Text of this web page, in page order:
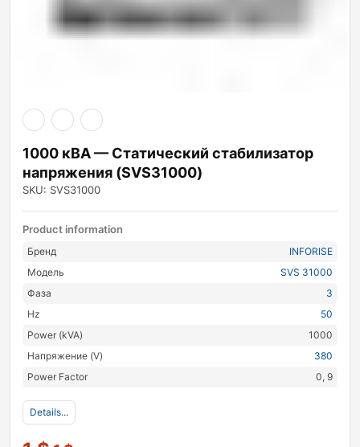
1000 кВА — Статический стабилизатор
напряжения (SVS31000)
SKU: SVS31000
Product information
Бренд
INFORISE
Модель
SVS 31000
Фаза
3
Hz
50
Power (kVA)
1000
Напряжение (V)
380
Power Factor
0, 9
Details...